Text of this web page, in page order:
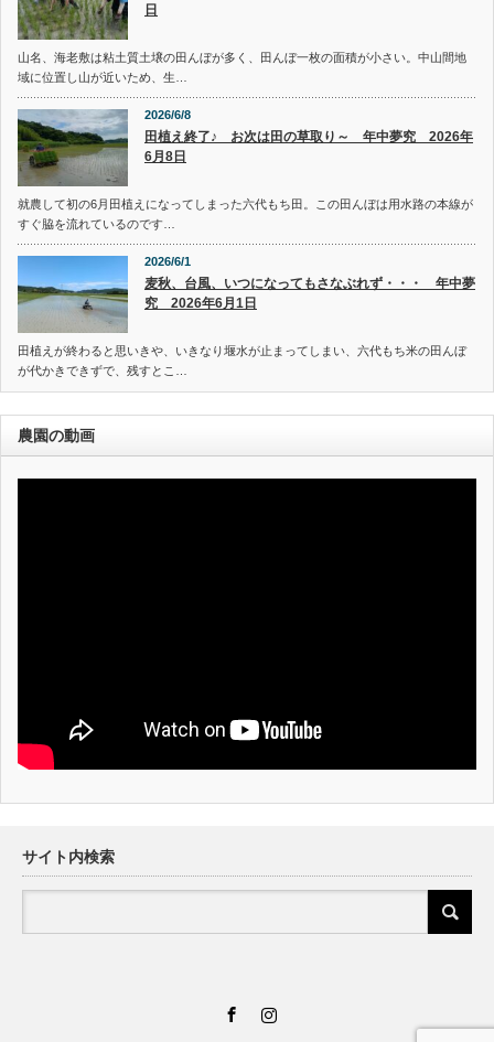
日
山名、海老敷は粘土質土壌の田んぼが多く、田んぼ一枚の面積が小さい。中山間地
域に位置し山が近いため、生…
2026/6/8
田植え終了♪ お次は田の草取り～ 年中夢究 2026年
6月8日
就農して初の6月田植えになってしまった六代もち田。この田んぼは用水路の本線が
すぐ脇を流れているのです…
2026/6/1
麦秋、台風、いつになってもさなぶれず・・・ 年中夢
究 2026年6月1日
田植えが終わると思いきや、いきなり堰水が止まってしまい、六代もち米の田んぼ
が代かきできずで、残すとこ…
農園の動画
サイト内検索